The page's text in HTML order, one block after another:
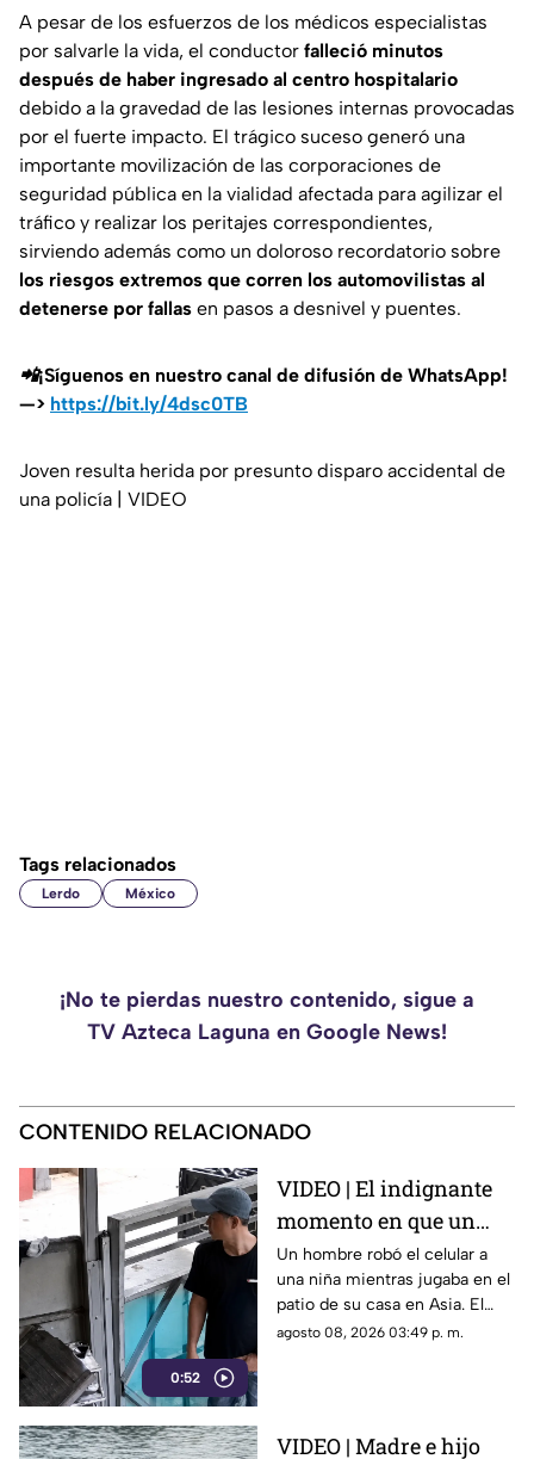
A pesar de los esfuerzos de los médicos especialistas
por salvarle la vida, el conductor falleció minutos
después de haber ingresado al centro hospitalario
debido a la gravedad de las lesiones internas provocadas
por el fuerte impacto. El trágico suceso generó una
importante movilización de las corporaciones de
seguridad pública en la vialidad afectada para agilizar el
tráfico y realizar los peritajes correspondientes,
sirviendo además como un doloroso recordatorio sobre
los riesgos extremos que corren los automovilistas al
detenerse por fallas en pasos a desnivel y puentes.
📲¡Síguenos en nuestro canal de difusión de WhatsApp!
—> https://bit.ly/4dsc0TB
Joven resulta herida por presunto disparo accidental de
una policía | VIDEO
Tags relacionados
Lerdo México
¡No te pierdas nuestro contenido, sigue a
TV Azteca Laguna en Google News!
CONTENIDO RELACIONADO
0:52
VIDEO | El indignante
momento en que un
hombre roba el celular
a una niña en su propia
casa
Un hombre robó el celular a
una niña mientras jugaba en el
patio de su casa en Asia. El
video viral muestra cómo
agosto 08, 2026 03:49 p. m.
VIDEO | Madre e hijo